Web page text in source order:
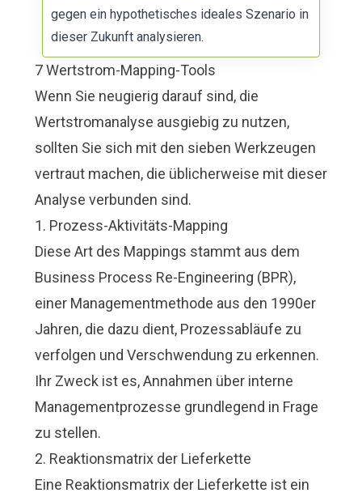
gegen ein hypothetisches ideales Szenario in
dieser Zukunft analysieren.
7 Wertstrom-Mapping-Tools
Wenn Sie neugierig darauf sind, die
Wertstromanalyse ausgiebig zu nutzen,
sollten Sie sich mit den sieben Werkzeugen
vertraut machen, die üblicherweise mit dieser
Analyse verbunden sind.
1. Prozess-Aktivitäts-Mapping
Diese Art des Mappings stammt aus dem
Business Process Re-Engineering (BPR),
einer Managementmethode aus den 1990er
Jahren, die dazu dient, Prozessabläufe zu
verfolgen und Verschwendung zu erkennen.
Ihr Zweck ist es, Annahmen über interne
Managementprozesse grundlegend in Frage
zu stellen.
2. Reaktionsmatrix der Lieferkette
Eine Reaktionsmatrix der Lieferkette ist ein